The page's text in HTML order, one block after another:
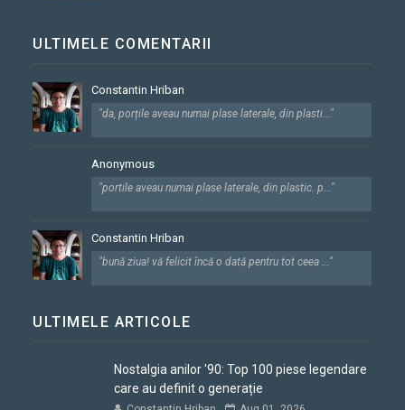
ULTIMELE COMENTARII
Constantin Hriban
"da, porțile aveau numai plase laterale, din plasti..."
Anonymous
"portile aveau numai plase laterale, din plastic. p..."
Constantin Hriban
"bună ziua! vă felicit încă o dată pentru tot ceea ..."
ULTIMELE ARTICOLE
Nostalgia anilor '90: Top 100 piese legendare
care au definit o generație